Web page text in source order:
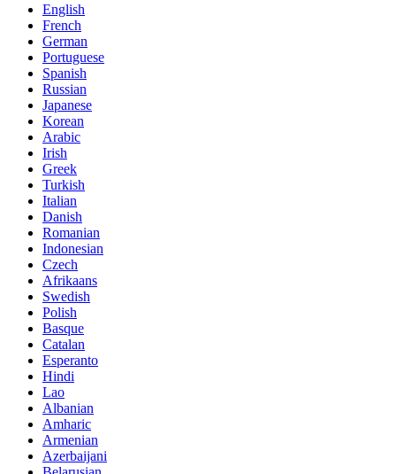
English
French
German
Portuguese
Spanish
Russian
Japanese
Korean
Arabic
Irish
Greek
Turkish
Italian
Danish
Romanian
Indonesian
Czech
Afrikaans
Swedish
Polish
Basque
Catalan
Esperanto
Hindi
Lao
Albanian
Amharic
Armenian
Azerbaijani